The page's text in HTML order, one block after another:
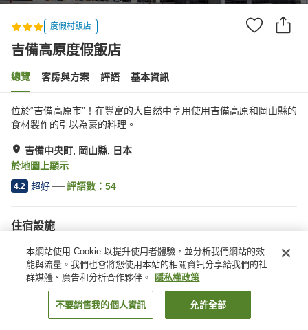
度假村飯店
吉備高原度假飯店
總覽 客房與方案 評語 基本資訊
位於“吉備高原市”！在豐富的大自然中享用使用吉備高原和岡山縣的
食材製作的引以為豪的料理。
吉備中央町, 岡山縣, 日本
於地圖上顯示
4.2 超好 評語數： 54
住宿設施
停車場
餐廳
自動販賣機
會議室
找客房
本網站使用 Cookie 以提升使用者體驗，並分析我們網站的效
能與流量。我們也會將您使用本站的相關資訊分享給我們的社
群媒體、廣告和分析合作夥伴。
隱私權政策
不要銷售我的個人資訊 允許全部